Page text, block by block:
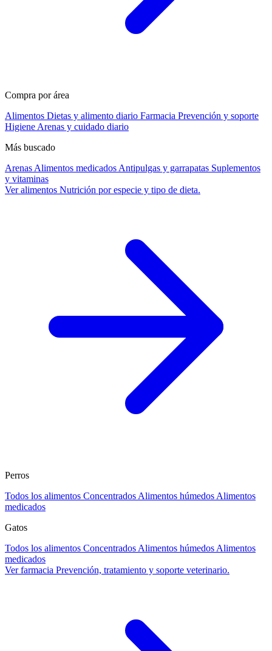
Compra por área
Alimentos Dietas y alimento diario Farmacia Prevención y soporte
Higiene Arenas y cuidado diario
Más buscado
Arenas Alimentos medicados Antipulgas y garrapatas Suplementos
y vitaminas
Ver alimentos Nutrición por especie y tipo de dieta.
Perros
Todos los alimentos Concentrados Alimentos húmedos Alimentos
medicados
Gatos
Todos los alimentos Concentrados Alimentos húmedos Alimentos
medicados
Ver farmacia Prevención, tratamiento y soporte veterinario.